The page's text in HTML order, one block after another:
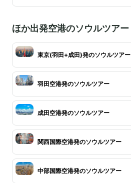
ほか出発空港のソウルツアー
東京(羽田+成田)発のソウルツアー
羽田空港発のソウルツアー
成田空港発のソウルツアー
関西国際空港発のソウルツアー
中部国際空港発のソウルツアー